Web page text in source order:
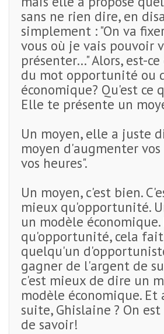
sans ne rien dire, en
simplement : "On va
vous où je vais pouvoir
présenter…" Alors, est-
du mot opportunité ou
économique? Qu'est ce
Elle te présente un
Un moyen, elle a juste
moyen d'augmenter vos
vos heures".
Un moyen, c'est bien.
mieux qu'opportunité.
un modèle économique.
qu'opportunité, cela
quelqu'un
gagner de l'argent de
c'est mieux de dire un
modèle économique. Et
suite, Ghislaine ? On
de savoir!